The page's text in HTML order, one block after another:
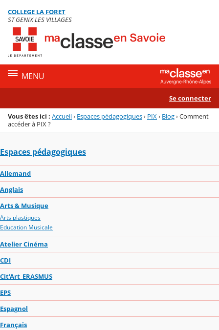
Menu de la rubrique
Contenu
COLLEGE LA FORET
ST GENIX LES VILLAGES
MENU
Se connecter
Vous êtes ici : Accueil› Espaces pédagogiques› PIX › Blog›Comment
accéder à PIX ?
Espaces pédagogiques
Allemand
Anglais
Arts & Musique
Arts plastiques
Education Musicale
Atelier Cinéma
CDI
Cit'Art_ERASMUS
EPS
Espagnol
Français